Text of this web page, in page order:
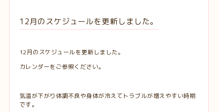
12月のスケジュールを更新しました。
12月のスケジュールを更新しました。
カレンダーをご参照ください。
気温が下がり体調不良や身体が冷えてトラブルが増えやすい時期
です。